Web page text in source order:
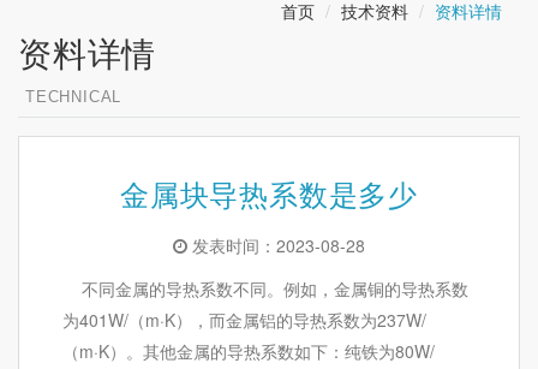
首页 技术资料 资料详情
资料详情
TECHNICAL
金属块导热系数是多少
发表时间：2023-08-28
不同金属的导热系数不同。例如，金属铜的导热系数
为401W/（m·K），而金属铝的导热系数为237W/
（m·K）。其他金属的导热系数如下：纯铁为80W/